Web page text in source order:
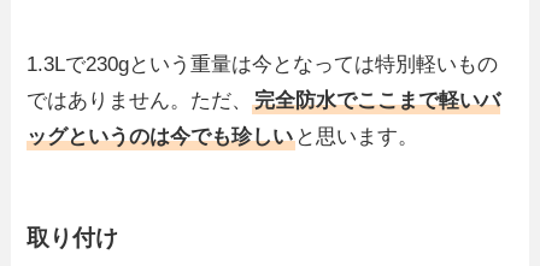
1.3Lで230gという重量は今となっては特別軽いもの
ではありません。ただ、完全防水でここまで軽いバ
ッグというのは今でも珍しい と思います。
取り付け